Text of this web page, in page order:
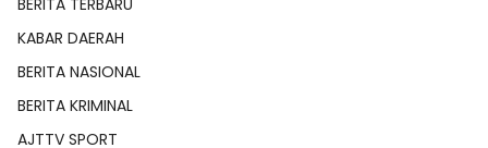
KABAR DAERAH
BERITA NASIONAL
BERITA KRIMINAL
AJTTV SPORT